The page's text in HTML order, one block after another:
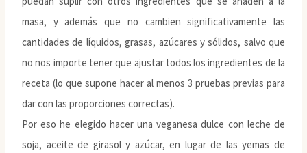
masa, y además que no cambien significativamente las
cantidades de líquidos, grasas, azúcares y sólidos, salvo que
no nos importe tener que ajustar todos los ingredientes de la
receta (lo que supone hacer al menos 3 pruebas previas para
dar con las proporciones correctas).
Por eso he elegido hacer una veganesa dulce con leche de
soja, aceite de girasol y azúcar, en lugar de las yemas de